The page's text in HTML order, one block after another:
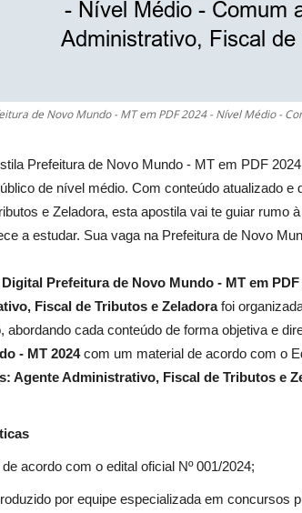
de Novo Mundo - MT em PDF 2024 - Nível Médio -
Prefeitura de Novo Mundo - MT em PDF
de nível médio. Com conteúdo atualizado e
e Zeladora, esta apostila vai te guiar rumo
a estudar. Sua vaga na Prefeitura de Novo
Prefeitura de Novo Mundo - MT em
Fiscal de Tributos e Zeladorafoi
abordando cada conteúdo de forma objetiva e
- MT 2024com um material de acordo com o
Agente Administrativo, Fiscal de Tributos e
acordo com o edital oficial Nº 001/2024;
por equipe especializada em concursos